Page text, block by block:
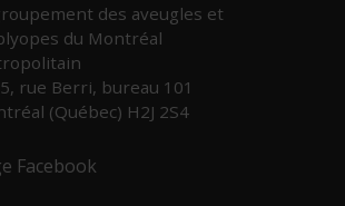
Adresse :des aveugles et
du Montréal
rue Berri, bureau 101
(Québec) H2J 2S4
Facebook